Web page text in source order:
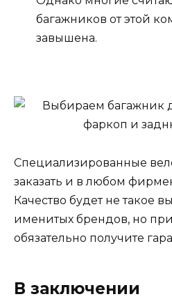
багажников от этой
завышена.
Специализированные
заказать и в любом
Качество будет не такое
именитых брендов, но
обязательно получите
В заключении